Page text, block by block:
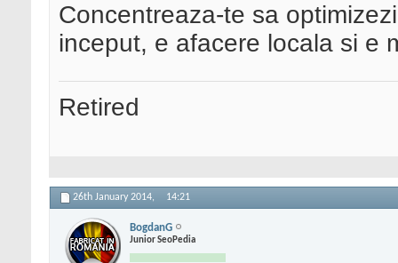
Concentreaza-te sa
inceput, e afacere locala si e
Retired
26th January 2014, 14:21
BogdanG
Junior SeoPedia